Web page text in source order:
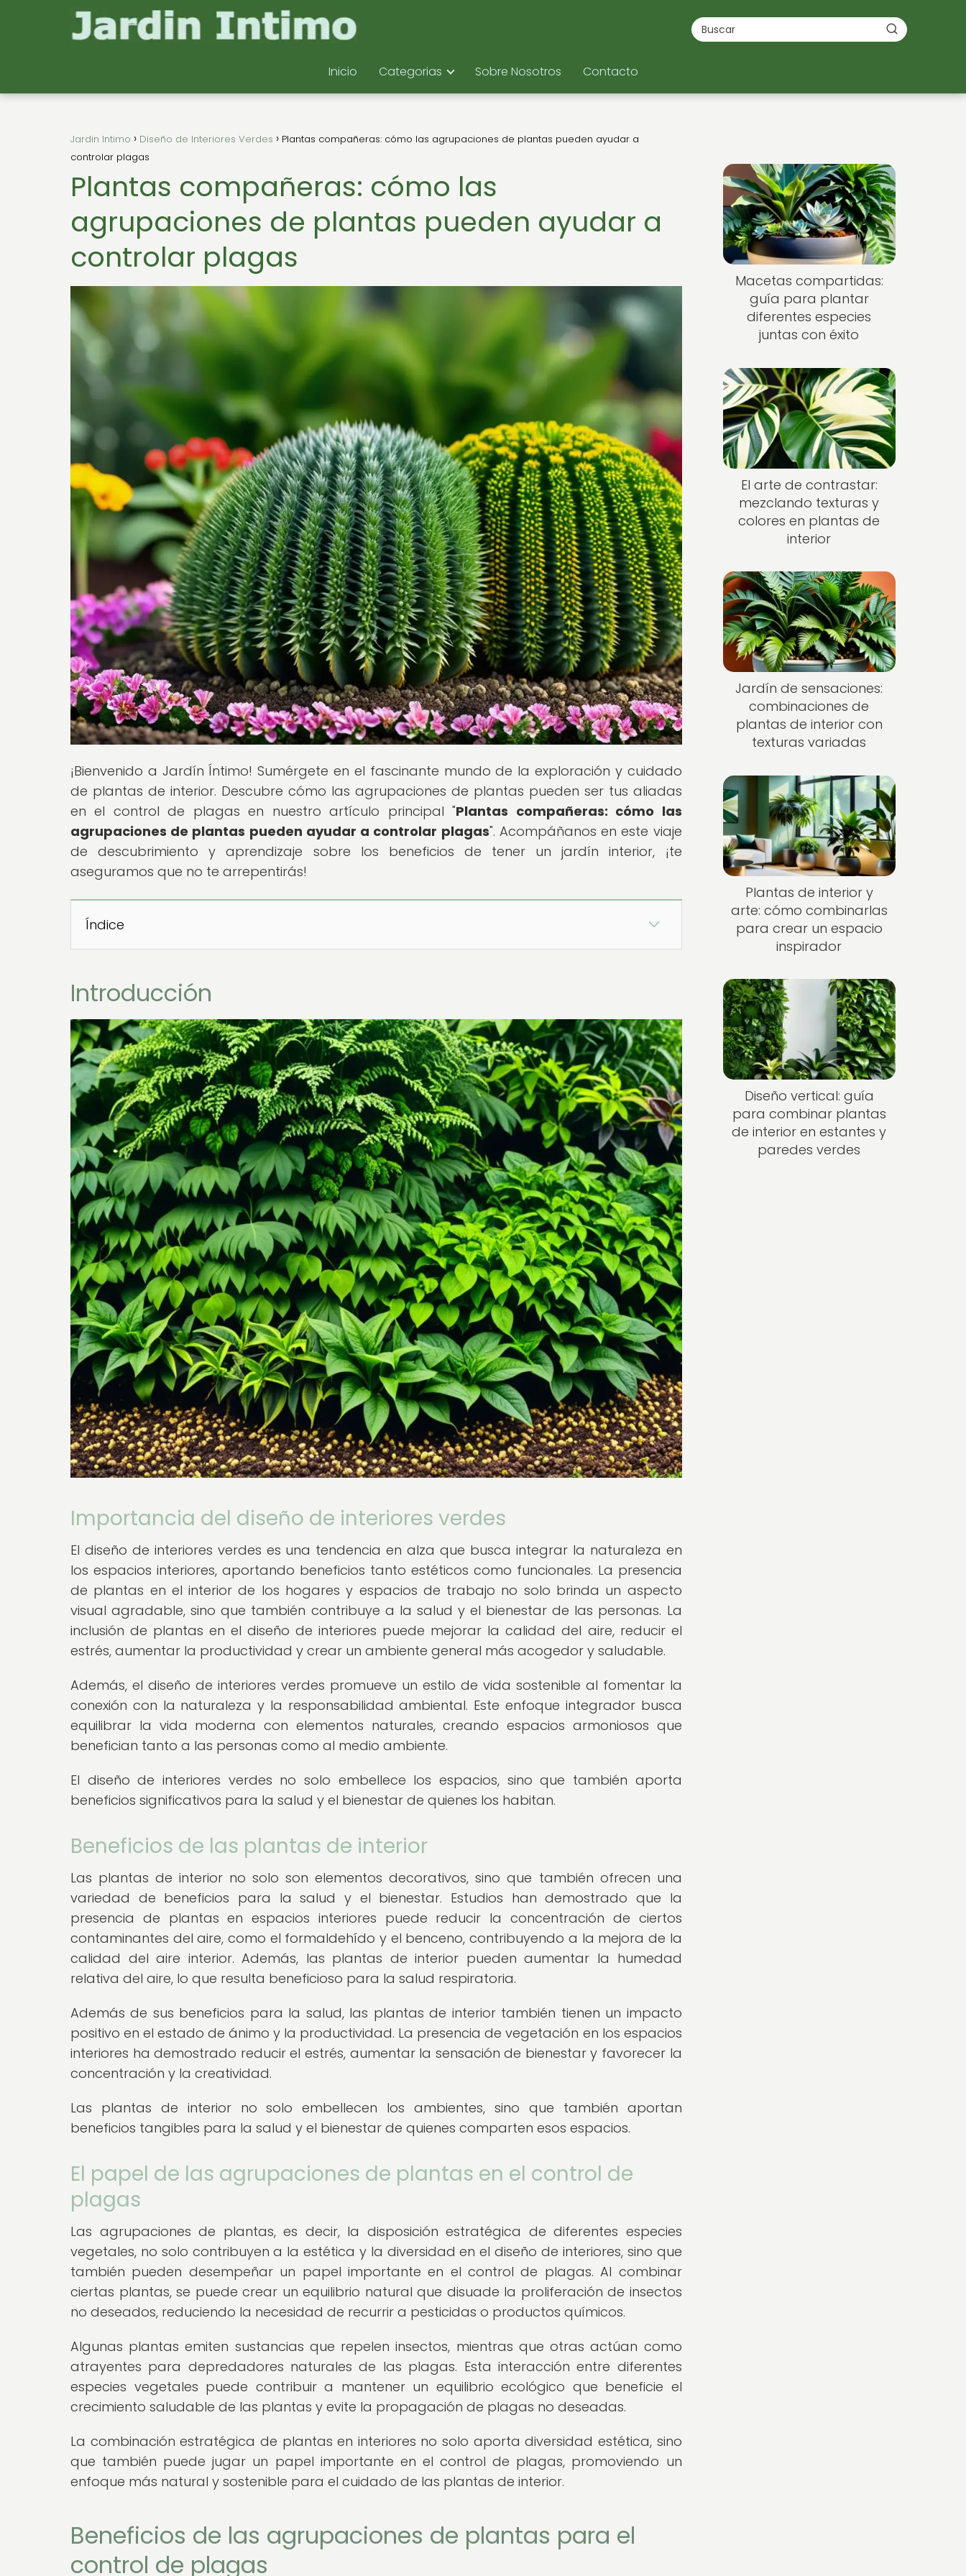
Inicio Categorias Sobre Nosotros Contacto
Jardin Intimo Diseño de Interiores Verdes
Plantas compañeras: cómo las agrupaciones de plantas pueden ayudar a
controlar plagas
Plantas compañeras: cómo las
agrupaciones de plantas pueden ayudar a
controlar plagas
¡Bienvenido a Jardín Íntimo! Sumérgete en el fascinante mundo de la exploración y cuidado
de plantas de interior. Descubre cómo las agrupaciones de plantas pueden ser tus aliadas
en el control de plagas en nuestro artículo principal "Plantas compañeras: cómo las
agrupaciones de plantas pueden ayudar a controlar plagas". Acompáñanos en este viaje
de descubrimiento y aprendizaje sobre los beneficios de tener un jardín interior, ¡te
aseguramos que no te arrepentirás!
Índice
Introducción
Importancia del diseño de interiores verdes
El diseño de interiores verdes es una tendencia en alza que busca integrar la naturaleza en
los espacios interiores, aportando beneficios tanto estéticos como funcionales. La presencia
de plantas en el interior de los hogares y espacios de trabajo no solo brinda un aspecto
visual agradable, sino que también contribuye a la salud y el bienestar de las personas. La
inclusión de plantas en el diseño de interiores puede mejorar la calidad del aire, reducir el
estrés, aumentar la productividad y crear un ambiente general más acogedor y saludable.
Además, el diseño de interiores verdes promueve un estilo de vida sostenible al fomentar la
conexión con la naturaleza y la responsabilidad ambiental. Este enfoque integrador busca
equilibrar la vida moderna con elementos naturales, creando espacios armoniosos que
benefician tanto a las personas como al medio ambiente.
El diseño de interiores verdes no solo embellece los espacios, sino que también aporta
beneficios significativos para la salud y el bienestar de quienes los habitan.
Beneficios de las plantas de interior
Las plantas de interior no solo son elementos decorativos, sino que también ofrecen una
variedad de beneficios para la salud y el bienestar. Estudios han demostrado que la
presencia de plantas en espacios interiores puede reducir la concentración de ciertos
contaminantes del aire, como el formaldehído y el benceno, contribuyendo a la mejora de la
calidad del aire interior. Además, las plantas de interior pueden aumentar la humedad
relativa del aire, lo que resulta beneficioso para la salud respiratoria.
Además de sus beneficios para la salud, las plantas de interior también tienen un impacto
positivo en el estado de ánimo y la productividad. La presencia de vegetación en los espacios
interiores ha demostrado reducir el estrés, aumentar la sensación de bienestar y favorecer la
concentración y la creatividad.
Las plantas de interior no solo embellecen los ambientes, sino que también aportan
beneficios tangibles para la salud y el bienestar de quienes comparten esos espacios.
El papel de las agrupaciones de plantas en el control de
plagas
Las agrupaciones de plantas, es decir, la disposición estratégica de diferentes especies
vegetales, no solo contribuyen a la estética y la diversidad en el diseño de interiores, sino que
también pueden desempeñar un papel importante en el control de plagas. Al combinar
ciertas plantas, se puede crear un equilibrio natural que disuade la proliferación de insectos
no deseados, reduciendo la necesidad de recurrir a pesticidas o productos químicos.
Algunas plantas emiten sustancias que repelen insectos, mientras que otras actúan como
atrayentes para depredadores naturales de las plagas. Esta interacción entre diferentes
especies vegetales puede contribuir a mantener un equilibrio ecológico que beneficie el
crecimiento saludable de las plantas y evite la propagación de plagas no deseadas.
La combinación estratégica de plantas en interiores no solo aporta diversidad estética, sino
que también puede jugar un papel importante en el control de plagas, promoviendo un
enfoque más natural y sostenible para el cuidado de las plantas de interior.
Beneficios de las agrupaciones de plantas para el
control de plagas
Macetas compartidas:
guía para plantar
diferentes especies
juntas con éxito
El arte de contrastar:
mezclando texturas y
colores en plantas de
interior
Jardín de sensaciones:
combinaciones de
plantas de interior con
texturas variadas
Plantas de interior y
arte: cómo combinarlas
para crear un espacio
inspirador
Diseño vertical: guía
para combinar plantas
de interior en estantes y
paredes verdes